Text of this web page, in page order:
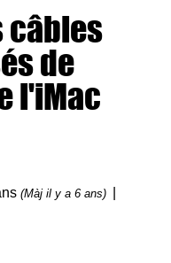
câbles
de
l'iMac
(Màj il y a 6 ans)